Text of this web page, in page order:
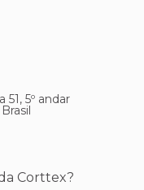
5º andar
Corttex?